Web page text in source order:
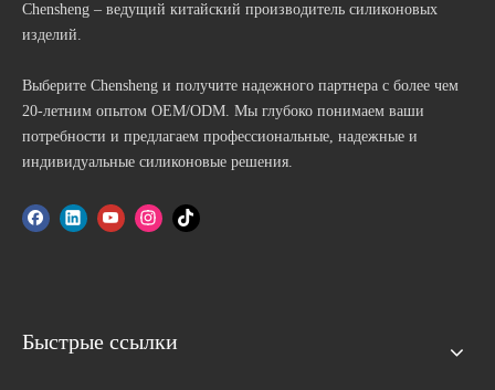
Chensheng – ведущий китайский производитель силиконовых
изделий.
Выберите Chensheng и получите надежного партнера с более чем
20-летним опытом OEM/ODM. Мы глубоко понимаем ваши
потребности и предлагаем профессиональные, надежные и
индивидуальные силиконовые решения.
Быстрые ссылки